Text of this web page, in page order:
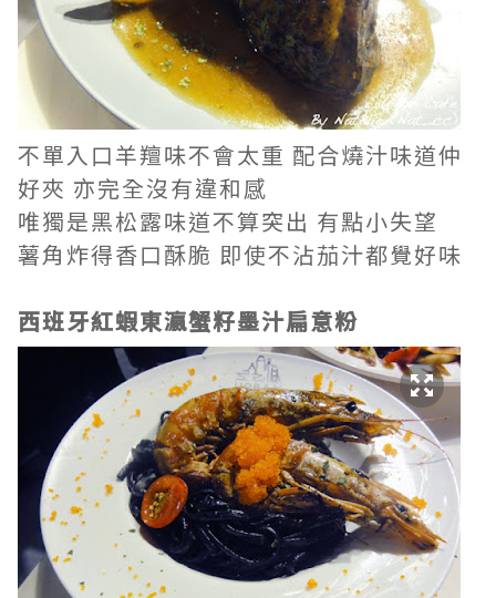
不單入口羊羶味不會太重 配合燒汁味道仲
好夾 亦完全沒有違和感
唯獨是黑松露味道不算突出 有點小失望
薯角炸得香口酥脆 即使不沾茄汁都覺好味
西班牙紅蝦東瀛蟹籽墨汁扁意粉